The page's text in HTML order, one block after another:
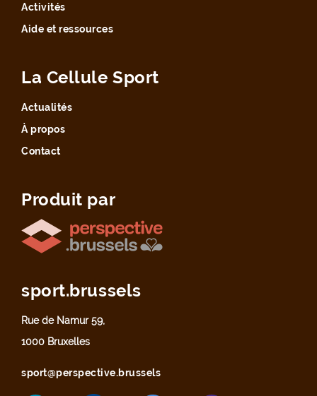
Activités
Aide et ressources
La Cellule Sport
Actualités
À propos
Contact
Produit par
sport.brussels
Rue de Namur 59,
1000 Bruxelles
sport@perspective.brussels